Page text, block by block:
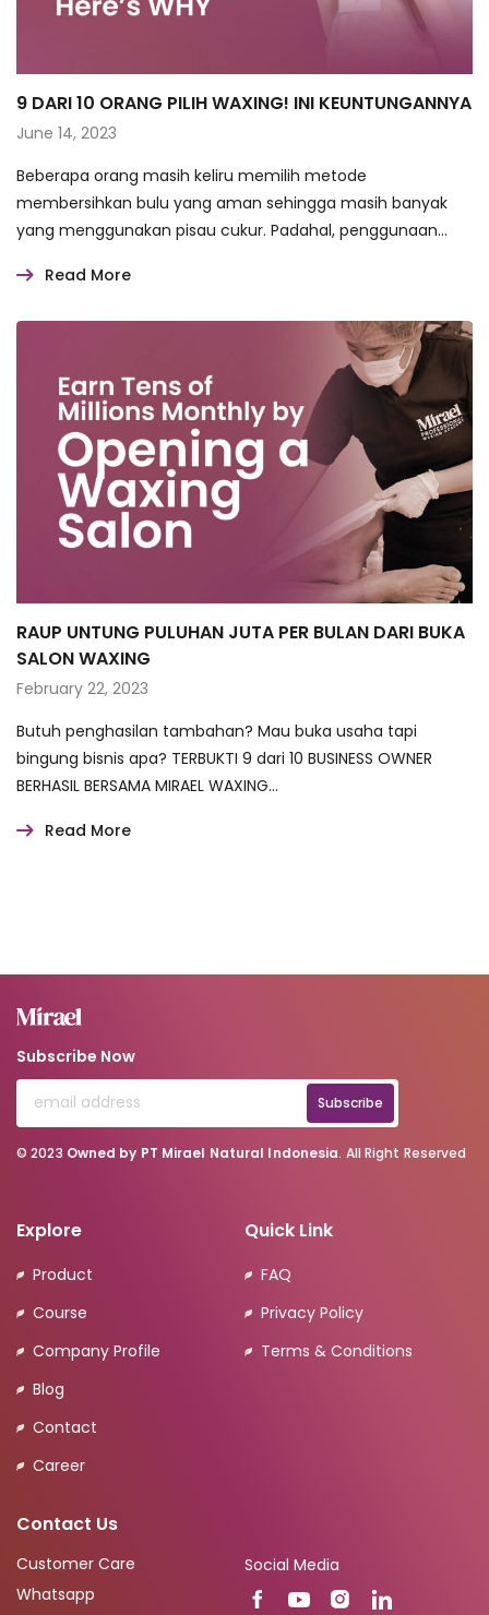
9 DARI 10 ORANG PILIH WAXING! INI KEUNTUNGANNYA
June 14, 2023
Beberapa orang masih keliru memilih metode
membersihkan bulu yang aman sehingga masih banyak
yang menggunakan pisau cukur. Padahal, penggunaan
Read More
RAUP UNTUNG PULUHAN JUTA PER BULAN DARI BUKA
SALON WAXING
February 22, 2023
Butuh penghasilan tambahan? Mau buka usaha tapi
bingung bisnis apa? TERBUKTI 9 dari 10 BUSINESS OWNER
BERHASIL BERSAMA MIRAEL WAXING…
Read More
Subscribe Now
Subscribe
© 2023 Owned by PT Mirael Natural Indonesia. All Right Reserved
Explore
Product
Course
Company Profile
Blog
Contact
Career
Quick Link
FAQ
Privacy Policy
Terms & Conditions
Contact Us
Customer Care
Whatsapp
Social Media